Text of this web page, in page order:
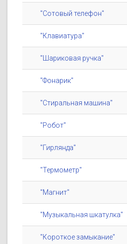
"Сотовый телефон"
"Клавиатура"
"Шариковая ручка"
"Фонарик"
"Стиральная машина"
"Робот"
"Гирлянда"
"Термометр"
"Магнит"
"Музыкальная шкатулка"
"Короткое замыкание"